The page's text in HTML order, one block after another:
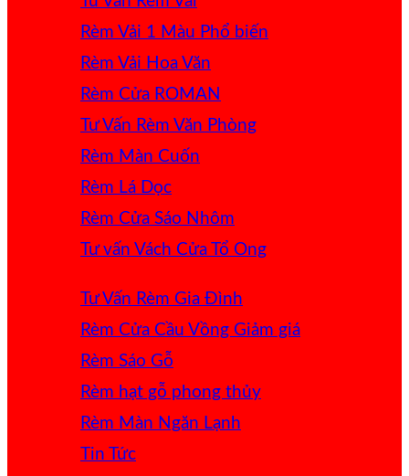
Rèm Vải 1 Màu
Rèm Vải Hoa Văn
Rèm Cửa ROMAN
Tư Vấn Rèm Văn Phòng
Rèm Màn Cuốn
Rèm Lá Dọc
Rèm Cửa Sáo Nhôm
Tư vấn Vách Cửa Tổ Ong
Tư Vấn Rèm Gia Đình
Rèm Cửa Cầu Vồng
Rèm Sáo Gỗ
Rèm hạt gỗ phong thủy
Rèm Màn Ngăn Lạnh
Tin Tức